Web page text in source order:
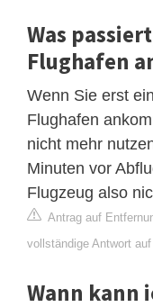
Was
Flughafen
Wenn Sie erst
Flughafen
nicht mehr
Minuten vor
Flugzeug also
Antrag auf
vollständige Antwort
Wann kann